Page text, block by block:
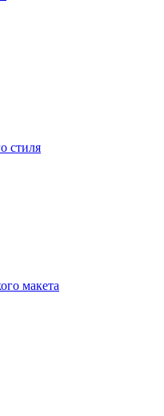
стиля
макета